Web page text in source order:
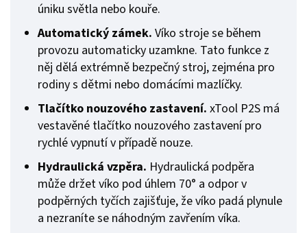
úniku světla nebo kouře.
Automatický zámek. Víko stroje se během
provozu automaticky uzamkne. Tato funkce z
něj dělá extrémně bezpečný stroj, zejména pro
rodiny s dětmi nebo domácími mazlíčky.
Tlačítko nouzového zastavení. xTool P2S má
vestavěné tlačítko nouzového zastavení pro
rychlé vypnutí v případě nouze.
Hydraulická vzpěra. Hydraulická podpěra
může držet víko pod úhlem 70° a odpor v
podpěrných tyčích zajišťuje, že víko padá plynule
a nezraníte se náhodným zavřením víka.